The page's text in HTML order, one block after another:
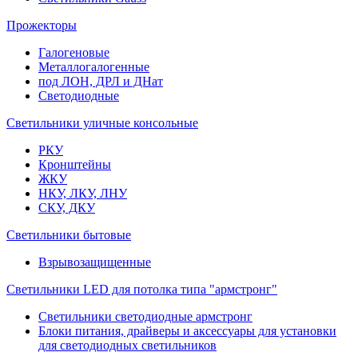
Прожекторы
Галогеновые
Металлогалогенные
под ЛОН, ДРЛ и ДНат
Светодиодные
Светильники уличные консольные
РКУ
Кронштейны
ЖКУ
НКУ, ЛКУ, ЛНУ
СКУ, ДКУ
Светильники бытовые
Взрывозащищенные
Светильники LED для потолка типа "армстронг"
Светильники светодиодные армстронг
Блоки питания, драйверы и аксессуары для установки
для светодиодных светильников